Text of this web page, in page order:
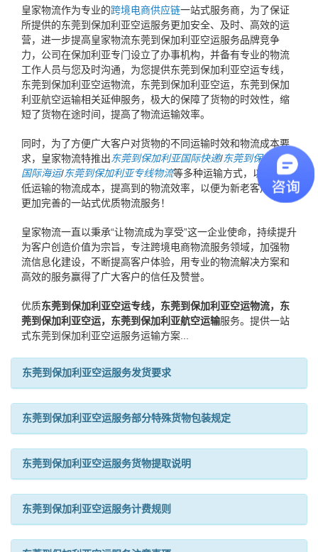
皇家物流作为专业的跨境电商供应链一站式服务商，为了保证
所提供的东莞到保加利亚空运服务更加安全、及时、高效的运
营，进一步提高皇家物流东莞到保加利亚空运服务品牌竞争
力，公司在保加利亚专门设立了办事机构，并备有专业的物流
工作人员与您及时沟通，为您提供东莞到保加利亚空运专线，
东莞到保加利亚空运物流，东莞到保加利亚空运，东莞到保加
利亚航空运输相关延伸服务，极大的保障了货物的时效性，缩
短了货物在途时间，提高了物流运输效率。
同时，为了方便广大客户对货物的不同运输时效和物流成本要
求，皇家物流特推出东莞到保加利亚国际快递/东莞到保加利亚
国际海运/东莞到保加利亚专线物流等多种运输方式，以此来降
低运输的物流成本，提高到的物流效率，以便为新老客户提供
更加完善的一站式优质物流服务！
皇家物流一直以秉承“让物流成为享受”这一企业使命，持续提升
为客户创造价值为宗旨，专注跨境电商物流服务领域，加强物
流信息化建设，不断提高客户体验，用专业的物流解决方案和
高效的服务赢得了广大客户的信任及赞誉。
优质东莞到保加利亚空运专线，东莞到保加利亚空运物流，东
莞到保加利亚空运，东莞到保加利亚航空运输服务。提供一站
式东莞到保加利亚空运服务运输方案...
东莞到保加利亚空运服务发货要求
东莞到保加利亚空运服务部分特殊货物包装规定
东莞到保加利亚空运服务货物提取说明
东莞到保加利亚空运服务计费规则